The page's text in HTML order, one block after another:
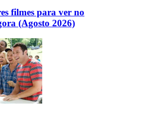
filmes para ver no
(Agosto 2026)